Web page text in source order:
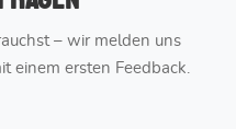
– wir melden uns
einem ersten Feedback.